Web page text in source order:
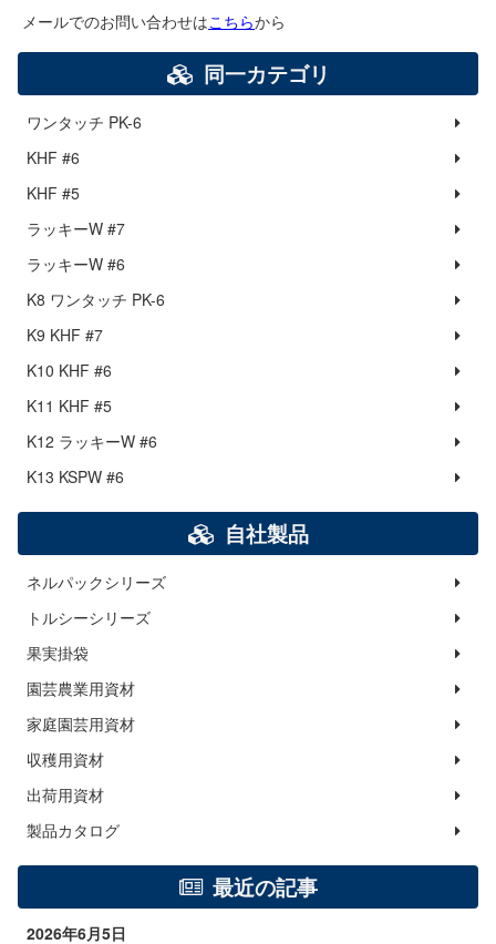
メールでのお問い合わせはこちらから
同一カテゴリ
ワンタッチ PK-6
KHF #6
KHF #5
ラッキーW #7
ラッキーW #6
K8 ワンタッチ PK-6
K9 KHF #7
K10 KHF #6
K11 KHF #5
K12 ラッキーW #6
K13 KSPW #6
自社製品
ネルパックシリーズ
トルシーシリーズ
果実掛袋
園芸農業用資材
家庭園芸用資材
収穫用資材
出荷用資材
製品カタログ
最近の記事
2026年6月5日